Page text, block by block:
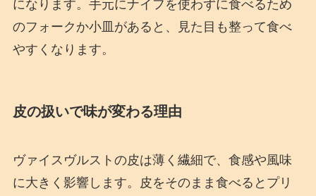
になります。手元にナイフを使わずに食べるため
のフォークか小皿があると、見た目も整って食べ
やすくなります。
皮の扱いで味が変わる理由
ヴァイスヴルストの皮は薄く繊細で、食感や風味
に大きく影響します。皮をそのまま食べるとプリ